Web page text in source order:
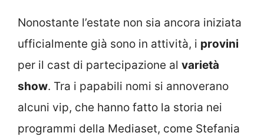
Nonostante l’estate non sia ancora iniziata
ufficialmente già sono in attività, i provini
per il cast di partecipazione al varietà
show. Tra i papabili nomi si annoverano
alcuni vip, che hanno fatto la storia nei
programmi della Mediaset, come Stefania